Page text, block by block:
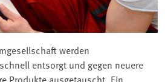
werden
entsorgt und gegen neuere
Produkte ausgetauscht. Ein